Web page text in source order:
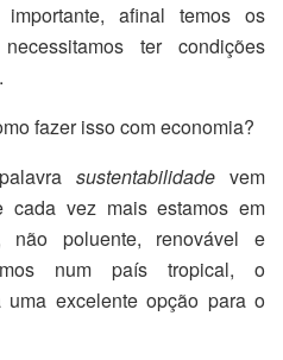
afinal temos os
ter condições
fazer isso com economia?
sustentabilidade vem
cada vez mais estamos em
poluente, renovável e
num país tropical, o
excelente opção para o